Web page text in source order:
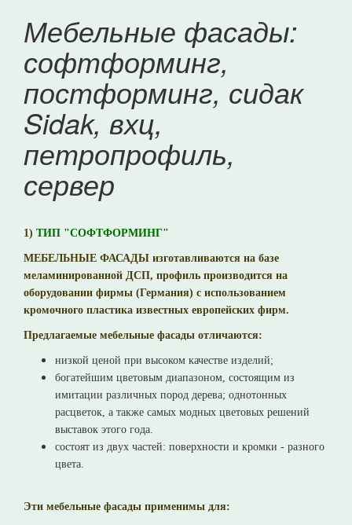
Мебельные фасады:
софтформинг,
постформинг, сидак
Sidak, вхц,
петропрофиль,
сервер
1) ТИП "СОФТФОРМИНГ"
МЕБЕЛЬНЫЕ ФАСАДЫ изготавливаются на базе
меламинированной ДСП, профиль производится на
оборудовании фирмы (Германия) с использованием
кромочного пластика известных европейских фирм.
Предлагаемые мебельные фасады отличаются:
низкой ценой при высоком качестве изделий;
богатейшим цветовым диапазоном, состоящим из
имитации различных пород дерева; однотонных
расцветок, а также самых модных цветовых решений
выставок этого года.
состоят из двух частей: поверхности и кромки - разного
цвета.
Эти мебельные фасады применимы для: